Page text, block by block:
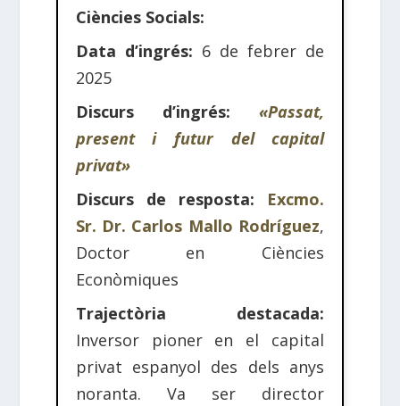
Ciències Socials:
Data d’ingrés: 6 de febrer de
2025
Discurs d’ingrés:«Passat,
present i futur del capital
privat»
Discurs de resposta:
Excmo.
Sr. Dr. Carlos Mallo Rodríguez,
Doctor en Ciències
Econòmiques
Trajectòria destacada:
Inversor pioner en el capital
privat espanyol des dels anys
noranta. Va ser director